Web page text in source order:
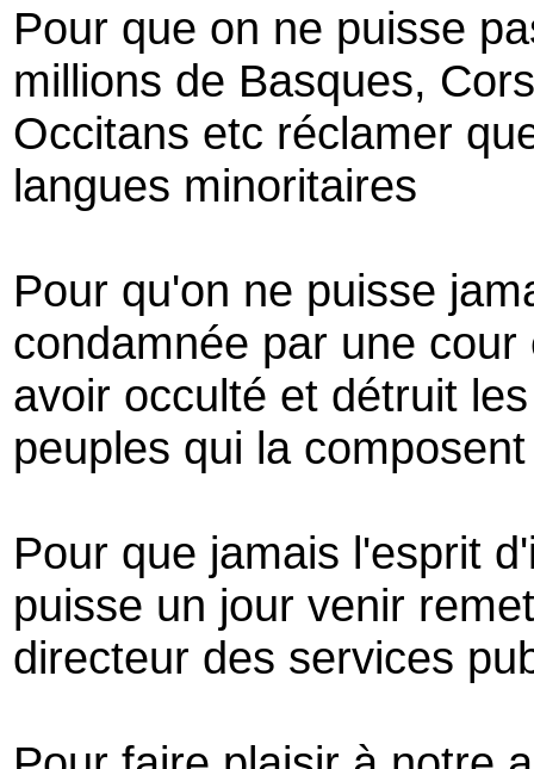
Pour que on ne puisse
millions de Basques,
Occitans etc réclamer
langues minoritaires
Pour qu'on ne puisse
condamnée par une
avoir occulté et détruit
peuples qui la composent
Pour que jamais l'esprit
puisse un jour venir
directeur des services